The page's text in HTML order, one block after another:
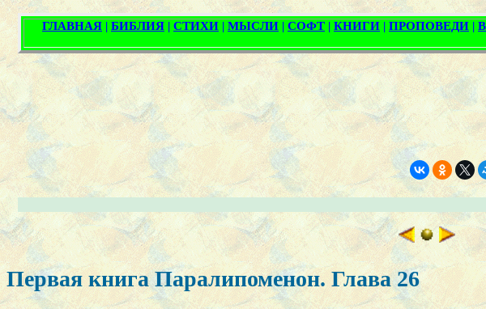
Первая книга Паралипоменон. Глава 26